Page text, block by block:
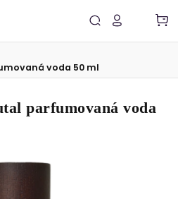
voda 50 ml
parfumovaná voda